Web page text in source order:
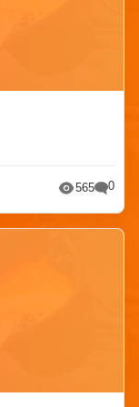
565 0